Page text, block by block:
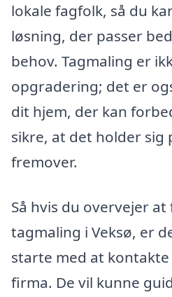
lokale fagfolk, så du
løsning, der passer
behov. Tagmaling er
opgradering; det er
dit hjem, der kan
sikre, at det holder
fremover.
Så hvis du overvejer
tagmaling i Veksø, er
starte med at
firma. De vil kunne